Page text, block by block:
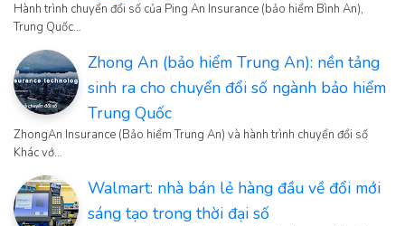
Hành trình chuyển đổi số của Ping An Insurance (bảo hiểm Bình An),
Trung Quốc…
Zhong An (bảo hiểm Trung An): nền tảng
sinh ra cho chuyển đổi số ngành bảo hiểm
Trung Quốc
ZhongAn Insurance (Bảo hiểm Trung An) và hành trình chuyển đổi số
Khác vớ…
Walmart: nhà bán lẻ hàng đầu về đổi mới
sáng tạo trong thời đại số